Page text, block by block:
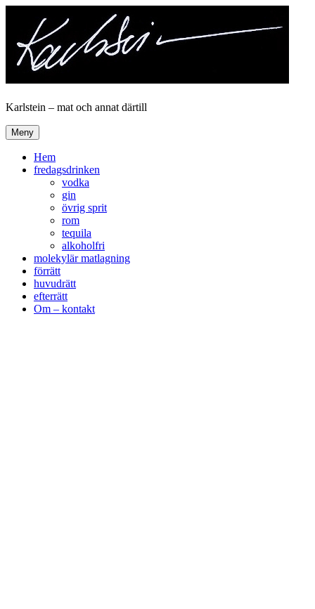
innehåll
Karlstein – mat och annat därtill
Meny
Hem
fredagsdrinken
vodka
gin
övrig sprit
rom
tequila
alkoholfri
molekylär matlagning
förrätt
huvudrätt
efterrätt
Om – kontakt